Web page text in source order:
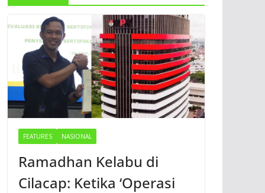
FEATURES NASIONAL
Ramadhan Kelabu di
Cilacap: Ketika ‘Operasi